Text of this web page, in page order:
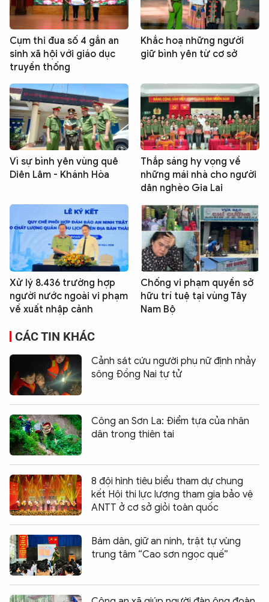
Cụm thi đua số 4 gắn an
sinh xã hội với giáo dục
truyền thống
Khắc hoạ những người
giữ bình yên từ cơ sở
Vì sự bình yên vùng quê
Diên Lâm - Khánh Hòa
Thắp sáng hy vọng về
những mái nhà cho người
dân nghèo Gia Lai
Xử lý 8.436 trường hợp
người nước ngoài vi phạm
về xuất nhập cảnh
Chống vi phạm quyền sở
hữu trí tuệ tại vùng Tây
Nam Bộ
CÁC TIN KHÁC
Cảnh sát cứu người phụ nữ định nhảy
sông Đồng Nai tự tử
Công an Sơn La: Điểm tựa của nhân
dân trong thiên tai
8 đội hình tiêu biểu tham dự chung
kết Hội thi lực lượng tham gia bảo vệ
ANTT ở cơ sở giỏi toàn quốc
Bám dân, giữ an ninh, trật tự vùng
trung tâm “Cao sơn ngọc quế”